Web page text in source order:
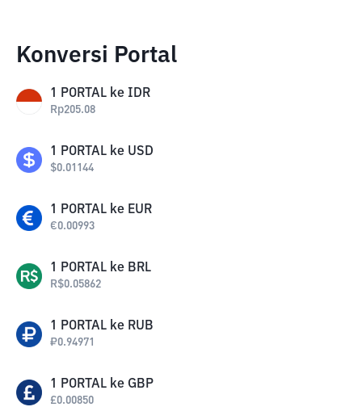
Konversi Portal
1 PORTAL ke IDR
Rp205.08
1 PORTAL ke USD
$0.01144
1 PORTAL ke EUR
€0.00993
1 PORTAL ke BRL
R$0.05862
1 PORTAL ke RUB
₽0.94971
1 PORTAL ke GBP
£0.00850